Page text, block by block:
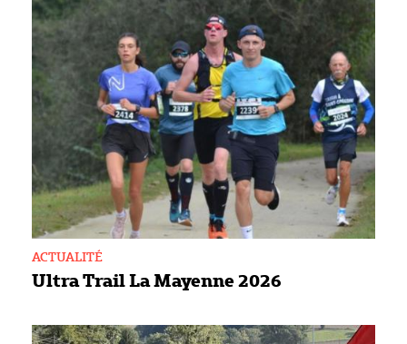
Ultra Trail La Mayenne 2026
ACTUALITÉ